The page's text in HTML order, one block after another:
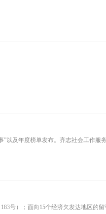
”以及年度榜单发布。齐志社会工作服
号）；面向15个经济欠发达地区的